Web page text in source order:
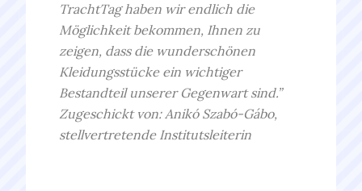
TrachtTag haben wir endlich die
Möglichkeit bekommen, Ihnen zu
zeigen, dass die wunderschönen
Kleidungsstücke ein wichtiger
Bestandteil unserer Gegenwart sind.”
Zugeschickt von: Anikó Szabó-Gábo,
stellvertretende Institutsleiterin